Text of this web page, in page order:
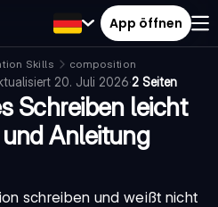
App öffnen
Skills
composition
20. Juli 2026·2 Seiten
Schreiben leicht
Anleitung
schreiben und weißt nicht